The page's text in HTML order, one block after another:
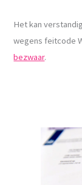
Het kan
wegens feitcode
bezwaar.